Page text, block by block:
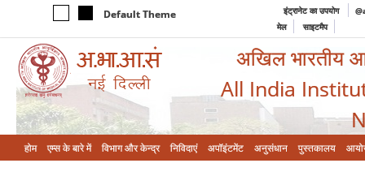
Default Theme इंट्रानेट का उपयोग
मेल
साइटमैप
अखिल भारतीय
All India
होम एम्‍स के बारे में विभाग और केन्‍द्र निविदाएं अपॉइंटमेंट अनुसंधान पुस्तकालय